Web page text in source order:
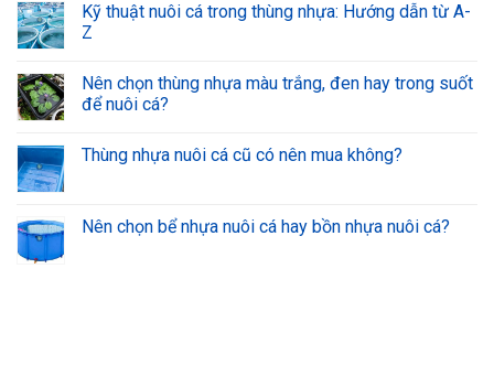
Kỹ thuật nuôi cá trong thùng nhựa: Hướng dẫn từ A-
Z
Nên chọn thùng nhựa màu trắng, đen hay trong suốt
để nuôi cá?
Thùng nhựa nuôi cá cũ có nên mua không?
Nên chọn bể nhựa nuôi cá hay bồn nhựa nuôi cá?